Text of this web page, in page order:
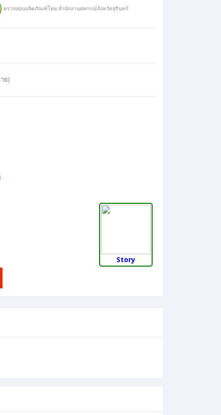
ตรวจสอบผลิตภัณฑ์โดย:สำนักงานสหกรณ์จังหวัดสุรินทร์
ย)
Story